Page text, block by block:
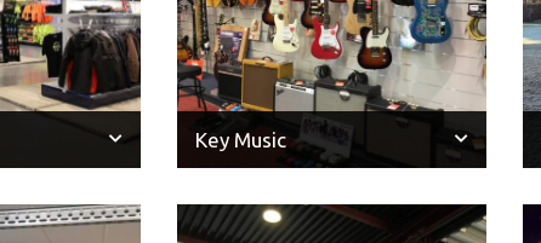
Key Music